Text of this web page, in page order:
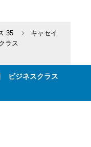
35
キャセイ
ラス
ビジネスクラス